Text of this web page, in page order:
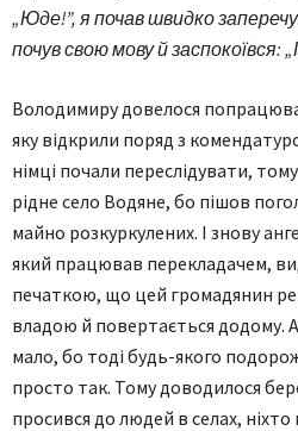
„Юде!”, я почав швидко
почув свою мову й заспокоївся:
Володимиру довелося
яку відкрили поряд з
німці почали переслідувати,
рідне село Водяне, бо пішов
майно розкуркулених. І знову
який працював перекладачем,
печаткою, що цей громадянин
владою й повертається додому.
мало, бо тоді будь-якого
просто так. Тому доводилося
просився до людей в селах, ніхто